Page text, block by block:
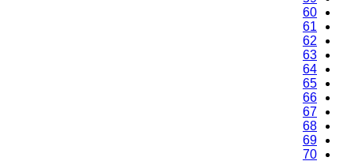
58
59
60
61
62
63
64
65
66
67
68